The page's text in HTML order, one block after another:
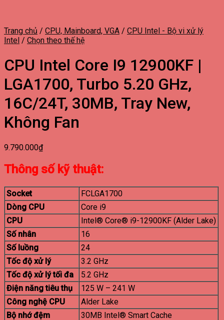
Trang chủ / CPU, Mainboard, VGA / CPU Intel - Bộ vi xử lý
Intel / Chọn theo thế hệ
CPU Intel Core I9 12900KF |
LGA1700, Turbo 5.20 GHz,
16C/24T, 30MB, Tray New,
Không Fan
9.790.000₫
Thông số kỹ thuật:
Socket
FCLGA1700
Dòng CPU
Core i9
CPU
Intel® Core® i9-12900KF (Alder Lake)
Số nhân
16
Số luồng
24
Tốc độ xử lý
3.2 GHz
Tốc độ xử lý tối đa
5.2 GHz
Điện năng tiêu thụ
125 W – 241 W
Công nghệ CPU
Alder Lake
Bộ nhớ đệm
30MB Intel® Smart Cache